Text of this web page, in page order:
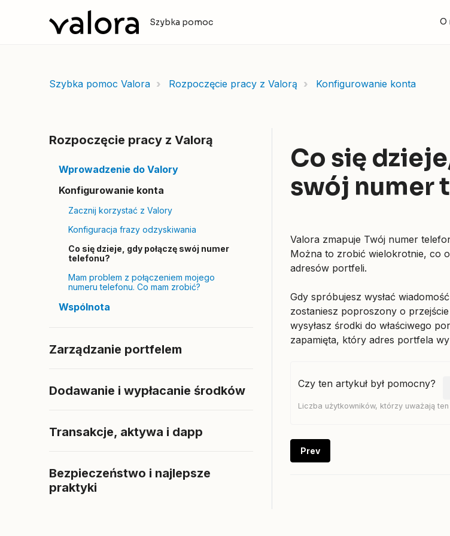
Szybka pomoc O
Szybka pomoc Valora Rozpoczęcie pracy z Valorą Konfigurowanie konta
Rozpoczęcie pracy z Valorą
Wprowadzenie do Valory
Konfigurowanie konta
Zacznij korzystać z Valory
Konfiguracja frazy odzyskiwania
Co się dzieje, gdy połączę swój numer
telefonu?
Mam problem z połączeniem mojego
numeru telefonu. Co mam zrobić?
Wspólnota
Zarządzanie portfelem
Dodawanie i wypłacanie środków
Transakcje, aktywa i dapp
Bezpieczeństwo i najlepsze
praktyki
Co się
swój numer
Valora zmapuje Twój numer
Można to zrobić wielokrotnie, co
adresów portfeli.
Gdy spróbujesz wysłać
zostaniesz poproszony o
wysyłasz środki do właściwego
zapamięta, który adres portfela
Czy ten artykuł był pomocny?
Liczba użytkowników, którzy uważają
Prev